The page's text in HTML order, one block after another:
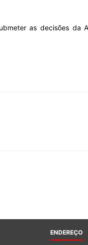
Sindicato
as decisões da
ENDEREÇO